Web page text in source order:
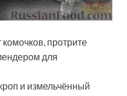
протрите
для
и измельчённый